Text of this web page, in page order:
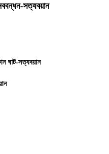
সত্যবয়ান
ঘাট-সত্যবয়ান